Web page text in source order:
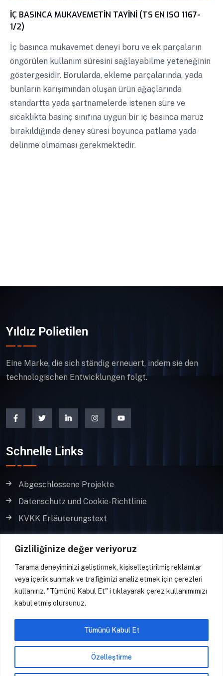
Gizliliğinize değer veriyoruz
Tarama deneyiminizi geliştirmek, kişiselleştirilmiş reklamlar
veya içerik sunmak ve trafiğimizi analiz etmek için çerezleri
kullanırız. "Tümünü Kabul Et" i tıklayarak çerez kullanımımızı
kabul etmiş olursunuz.
Özelleştirme
Tümünü Kabul Et
İÇ BASINCA MUKAVEMETİN TAYİNİ (TS EN ISO 1167-
1/2)
İç basınca mukavemet deneyi boru ve ek parçaların
öngörülen kullanım süresini sağlayabilme yeteneğinin
göstergesidir. Borularda, ekleme parçalarında, yada
bunların karışımından oluşan ürün ağaçlarında
standartta yada şartnamelerde istenen süre ve
sıcaklıkta basınç sınıfına uygun bir iç basınca maruz
bırakıldığında deney süresi boyunca patlama yada
delinme olmaması gerekmektedir.
Yıldız Polietilen
Eine Marke, die sich ständig erneuert, indem sie den
technologischen Entwicklungen folgt.
Schnelle Links
Abgeschlossene Projekte
Datenschutz und Cookie-Richtlinie
KVKK Erläuterungstext
Kontakt
İvedik OSB. 1467. Cadde , 1444. Sok. Nr: 1 Ostim,
Ankara, Türkiye
info@yildizpolietilen.com